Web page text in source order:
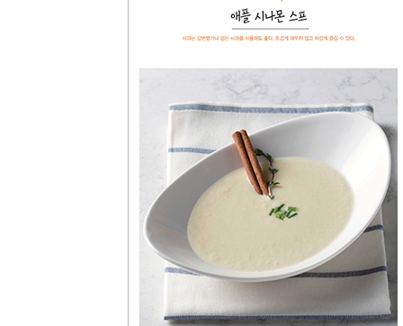
나폴리풍 해산물 리소토
초록콩과 새우 샤프론을 곁들인 리소토
올리브 페스토와 레몬 마늘 소스를 곁들인 광어 구
오렌지 생강 소스를 곁들인 참치 구이와 토마토, 오
병아리콩 퓨레, 캐비어를 곁들인 꾸스꾸스와 문어
바삭하게 구워낸 허브향의 감자와 문어, 바질 오일
스카모르짜 치즈와 발사믹 양파를 곁들인 채끝 스
허브 빵가루와 겨자를 발라구운 양갈비
허브에 마리네이드한 토스카나풍 통돼지 갈비
레드 와인 소스를 곁들인 비프 웰링턴
단호박 무스를 곁들인 저온 요리한 통삼겹살 구이